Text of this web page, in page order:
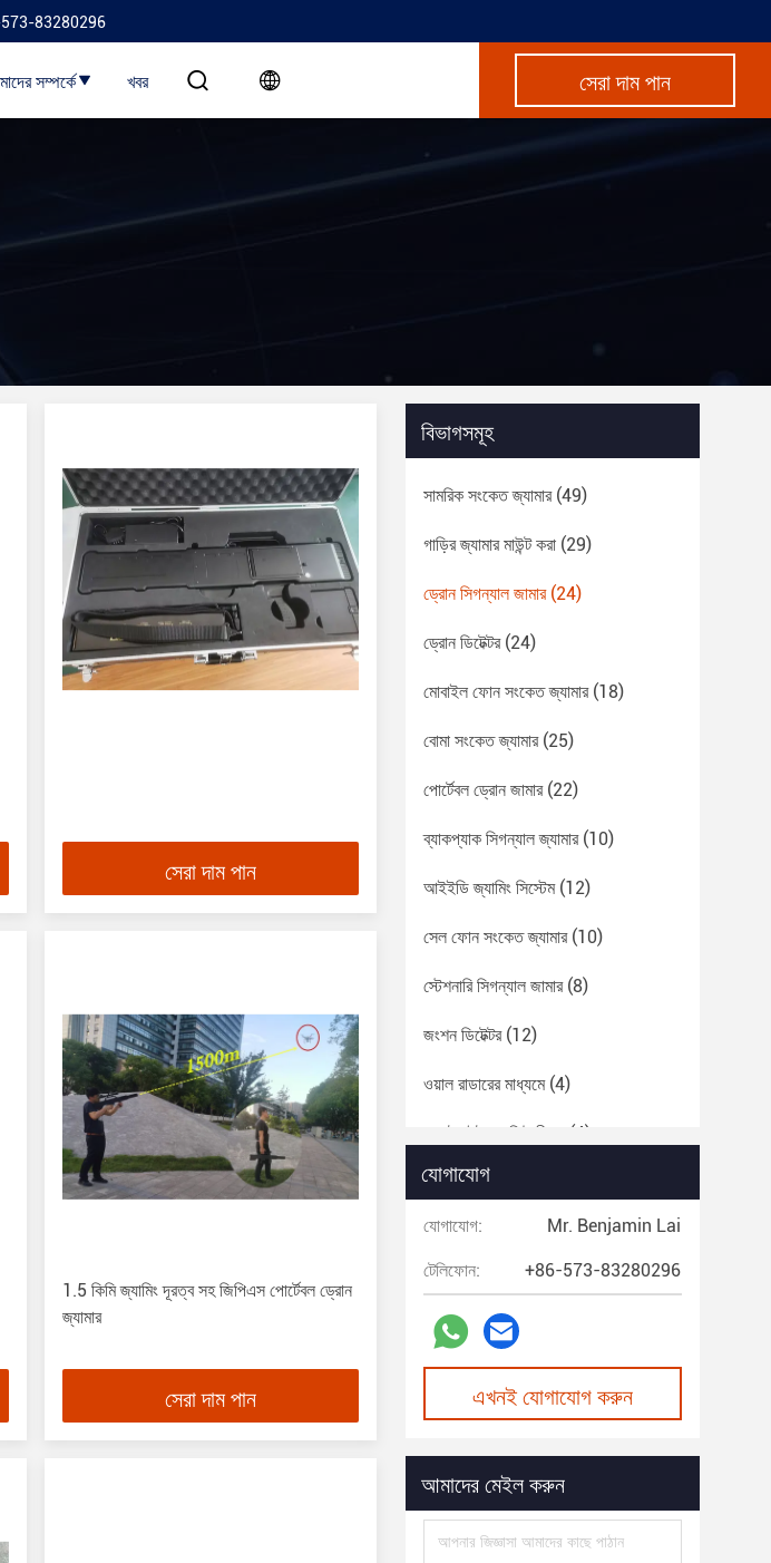
83280296
সম্পর্কে খবর সেরা দাম পান
সেরা দাম পান
1.5 কিমি জ্যামিং দূরত্ব সহ জিপিএস পোর্টেবল ড্রোন
জ্যামার
সেরা দাম পান
বিভাগসমূহ
সামরিক সংকেত জ্যামার(49)
গাড়ির জ্যামার মাউন্ট করা (29)
ড্রোন সিগন্যাল জামার(24)
ড্রোন ডিটেক্টর(24)
মোবাইল ফোন সংকেত জ্যামার(18)
বোমা সংকেত জ্যামার(25)
পোর্টেবল ড্রোন জামার(22)
ব্যাকপ্যাক সিগন্যাল জ্যামার(10)
আইইডি জ্যামিং সিস্টেম(12)
সেল ফোন সংকেত জ্যামার(10)
স্টেশনারি সিগন্যাল জামার(8)
জংশন ডিটেক্টর(12)
ওয়াল রাডারের মাধ্যমে(4)
স্যাটেলাইট রেসকিউ বীকন (4)
নজরদারি রাডার
মাল্টিপল ড্রোন
যোগাযোগ
যোগাযোগ: Mr. Benjamin Lai
টেলিফোন: +86-573-83280296
এখনই যোগাযোগ করুন
আমাদের মেইল করুন